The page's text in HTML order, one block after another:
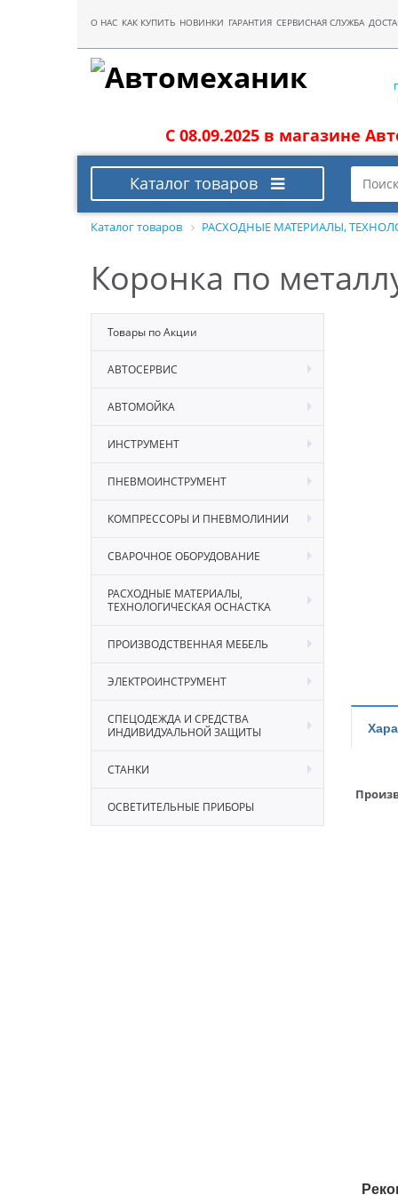
О НАС КАК КУПИТЬ НОВИНКИ ГАРАНТИЯ СЕРВИСНАЯ СЛУЖБА
С 08.09.2025 в магазине
Каталог товаров
Каталог товаров РАСХОДНЫЕ МАТЕРИАЛЫ,
Коронка по
Товары по Акции
АВТОСЕРВИС
АВТОМОЙКА
ИНСТРУМЕНТ
ПНЕВМОИНСТРУМЕНТ
КОМПРЕССОРЫ И ПНЕВМОЛИНИИ
СВАРОЧНОЕ ОБОРУДОВАНИЕ
РАСХОДНЫЕ МАТЕРИАЛЫ,
ТЕХНОЛОГИЧЕСКАЯ ОСНАСТКА
ПРОИЗВОДСТВЕННАЯ МЕБЕЛЬ
ЭЛЕКТРОИНСТРУМЕНТ
СПЕЦОДЕЖДА И СРЕДСТВА
ИНДИВИДУАЛЬНОЙ ЗАЩИТЫ
СТАНКИ
ОСВЕТИТЕЛЬНЫЕ ПРИБОРЫ